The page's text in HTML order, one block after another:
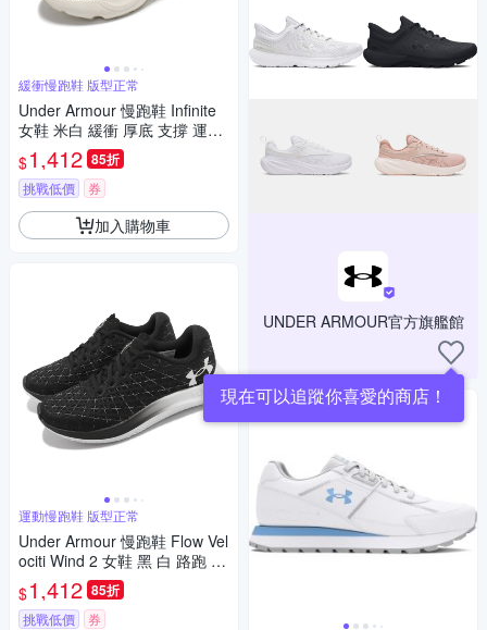
緩衝慢跑鞋 版型正常
Under Armour 慢跑鞋 Infinite
女鞋 米白 緩衝 厚底 支撐 運動
鞋 UA 3027524200
$1,412 85折
挑戰低價 券
加入購物車
運動慢跑鞋 版型正常
Under Armour 慢跑鞋 Flow Vel
ociti Wind 2 女鞋 黑 白 路跑 U
A 輕量 運動鞋 內建晶片 30256
62003
$1,412 85折
挑戰低價 券
UNDER ARMOUR官方旗艦館
現在可以追蹤你喜愛的商店！